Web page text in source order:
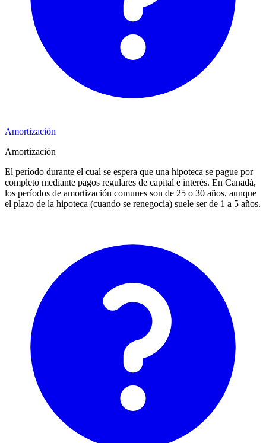
Amortización
Amortización
El período durante el cual se espera que una hipoteca se pague por
completo mediante pagos regulares de capital e interés. En Canadá,
los períodos de amortización comunes son de 25 o 30 años, aunque
el plazo de la hipoteca (cuando se renegocia) suele ser de 1 a 5 años.